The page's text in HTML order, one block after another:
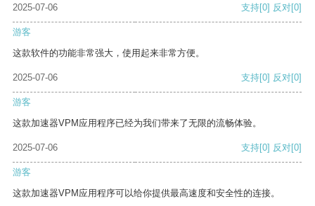
2025-07-06 支持[0] 反对[0]
游客
这款软件的功能非常强大，使用起来非常方便。
2025-07-06 支持[0] 反对[0]
游客
这款加速器VPM应用程序已经为我们带来了无限的流畅体验。
2025-07-06 支持[0] 反对[0]
游客
这款加速器VPM应用程序可以给你提供最高速度和安全性的连接。